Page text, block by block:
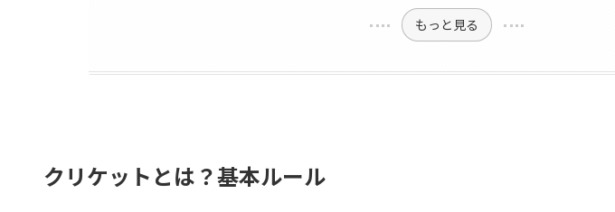
もっと見る
クリケットとは？基本ルール